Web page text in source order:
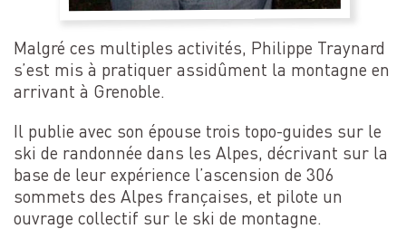
Malgré ces multiples activités, Philippe Traynard
s’est mis à pratiquer assidûment la montagne en
arrivant à Grenoble.
Il publie avec son épouse trois topo-guides sur le
ski de randonnée dans les Alpes, décrivant sur la
base de leur expérience l’ascension de 306
sommets des Alpes françaises, et pilote un
ouvrage collectif sur le ski de montagne.